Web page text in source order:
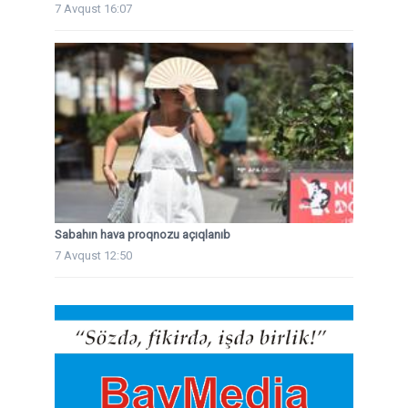
7 Avqust 16:07
Sabahın hava proqnozu açıqlanıb
7 Avqust 12:50